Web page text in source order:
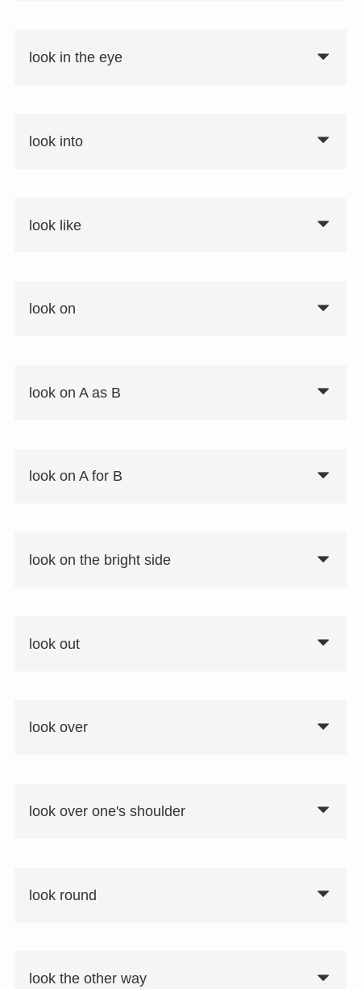
look in the eye
look into
look like
look on
look on A as B
look on A for B
look on the bright side
look out
look over
look over one's shoulder
look round
look the other way